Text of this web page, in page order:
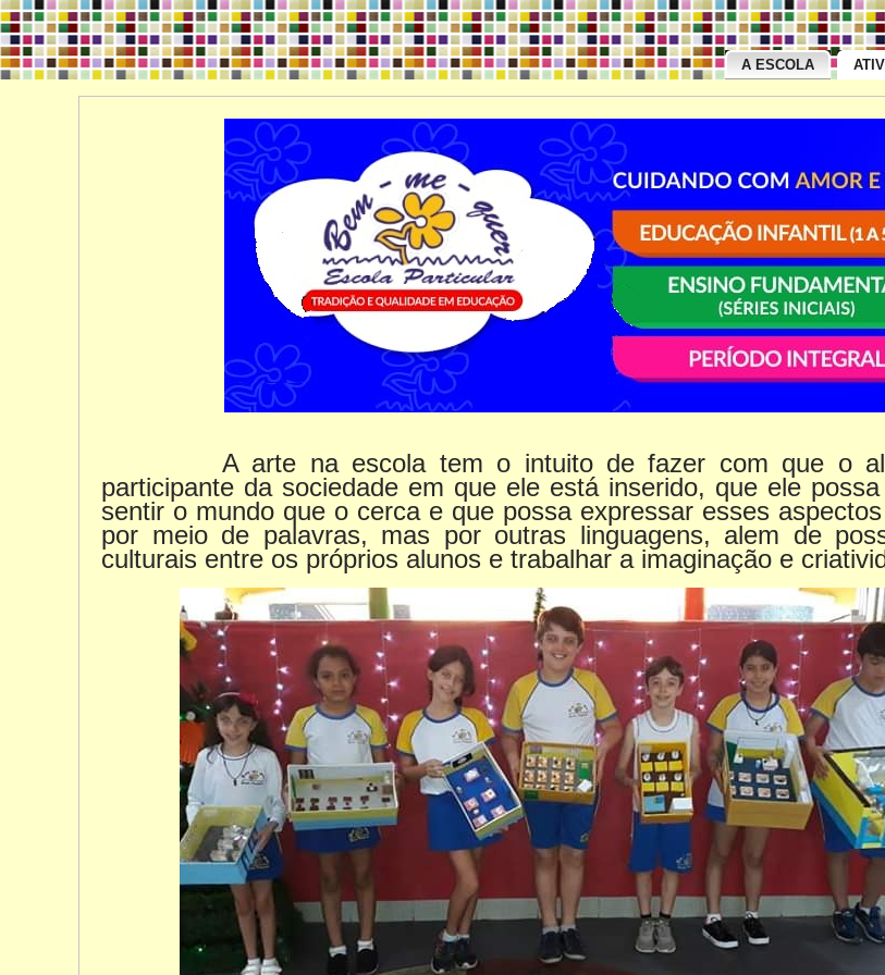
A ESCOLA
A arte na escola tem o intuito de fazer com que o
participante da sociedade em que ele está inserido, que ele
sentir o mundo que o cerca e que possa expressar esses
por meio de palavras, mas por outras linguagens, alem de
culturais entre os próprios alunos e trabalhar a imaginação e